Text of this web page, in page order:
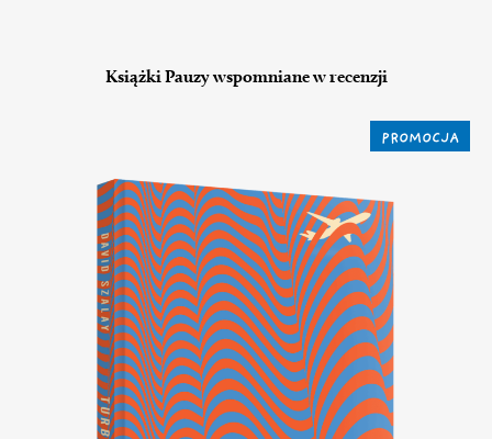
Książki Pauzy wspomniane w recenzji
PROMOCJA